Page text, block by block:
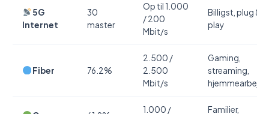
5G
Internet
30
master
Op til 1.000
/ 200
Mbit/s
Billigst, plug &
play
Fiber 76.2%
2.500 /
2.500
Mbit/s
Gaming,
streaming,
hjemmearbejde
1.000 /
Familier,